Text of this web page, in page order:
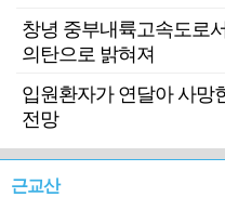
창녕 중부내륙고속도로
의탄으로 밝혀져
입원환자가 연달아 사망
전망
근교산